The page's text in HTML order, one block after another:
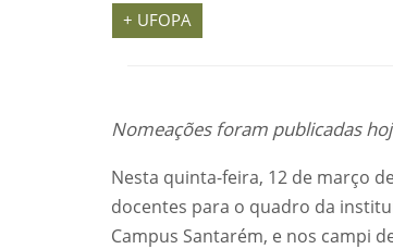
+ UFOPA
Nomeações foram publicadas
Nesta quinta-feira, 12 de março
docentes para o quadro da
Campus Santarém, e nos campi